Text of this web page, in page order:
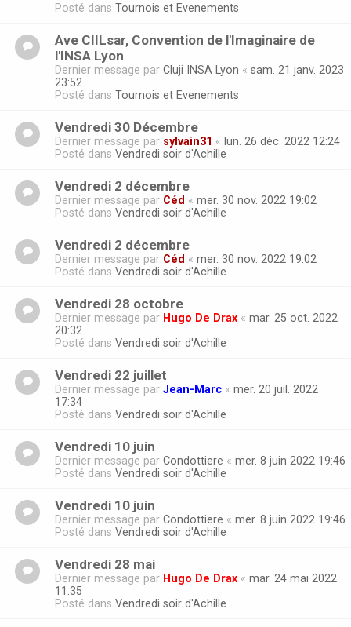
Posté dans Tournois et Evenements
Ave CIILsar, Convention de l'Imaginaire de
l'INSA Lyon
Dernier message par Cluji INSA Lyon « sam. 21 janv. 2023
23:52
Posté dans Tournois et Evenements
Vendredi 30 Décembre
Dernier message par sylvain31 « lun. 26 déc. 2022 12:24
Posté dans Vendredi soir d'Achille
Vendredi 2 décembre
Dernier message par Céd « mer. 30 nov. 2022 19:02
Posté dans Vendredi soir d'Achille
Vendredi 2 décembre
Dernier message par Céd « mer. 30 nov. 2022 19:02
Posté dans Vendredi soir d'Achille
Vendredi 28 octobre
Dernier message par Hugo De Drax « mar. 25 oct. 2022
20:32
Posté dans Vendredi soir d'Achille
Vendredi 22 juillet
Dernier message par Jean-Marc « mer. 20 juil. 2022
17:34
Posté dans Vendredi soir d'Achille
Vendredi 10 juin
Dernier message par Condottiere « mer. 8 juin 2022 19:46
Posté dans Vendredi soir d'Achille
Vendredi 10 juin
Dernier message par Condottiere « mer. 8 juin 2022 19:46
Posté dans Vendredi soir d'Achille
Vendredi 28 mai
Dernier message par Hugo De Drax « mar. 24 mai 2022
11:35
Posté dans Vendredi soir d'Achille